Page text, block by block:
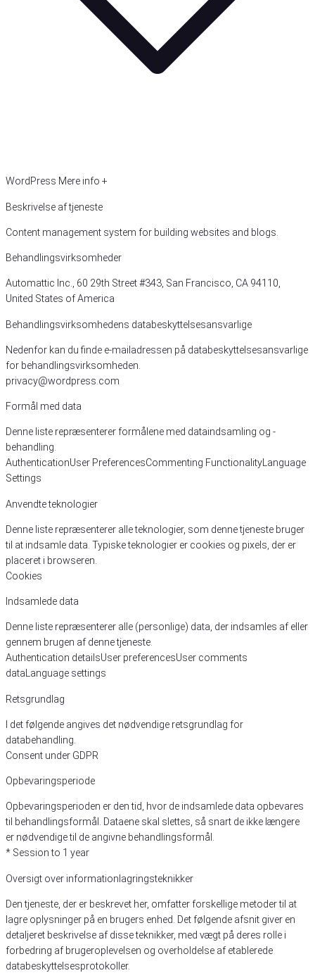
WordPress Mere info +
Beskrivelse af tjeneste
Content management system for building websites and blogs.
Behandlingsvirksomheder
Automattic Inc., 60 29th Street #343, San Francisco, CA 94110,
United States of America
Behandlingsvirksomhedens databeskyttelsesansvarlige
Nedenfor kan du finde e-mailadressen på databeskyttelsesansvarlige
for behandlingsvirksomheden.
privacy@wordpress.com
Formål med data
Denne liste repræsenterer formålene med dataindsamling og -
behandling.
AuthenticationUser PreferencesCommenting FunctionalityLanguage
Settings
Anvendte teknologier
Denne liste repræsenterer alle teknologier, som denne tjeneste bruger
til at indsamle data. Typiske teknologier er cookies og pixels, der er
placeret i browseren.
Cookies
Indsamlede data
Denne liste repræsenterer alle (personlige) data, der indsamles af eller
gennem brugen af denne tjeneste.
Authentication detailsUser preferencesUser comments
dataLanguage settings
Retsgrundlag
I det følgende angives det nødvendige retsgrundlag for
databehandling.
Consent under GDPR
Opbevaringsperiode
Opbevaringsperioden er den tid, hvor de indsamlede data opbevares
til behandlingsformål. Dataene skal slettes, så snart de ikke længere
er nødvendige til de angivne behandlingsformål.
* Session to 1 year
Oversigt over informationlagringsteknikker
Den tjeneste, der er beskrevet her, omfatter forskellige metoder til at
lagre oplysninger på en brugers enhed. Det følgende afsnit giver en
detaljeret beskrivelse af disse teknikker, med vægt på deres rolle i
forbedring af brugeroplevelsen og overholdelse af etablerede
databeskyttelsesprotokoller.